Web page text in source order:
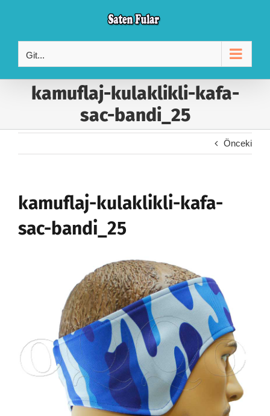
content
Git...
kamuflaj-kulaklikli-kafa-
sac-bandi_25
Önceki
kamuflaj-kulaklikli-kafa-
sac-bandi_25